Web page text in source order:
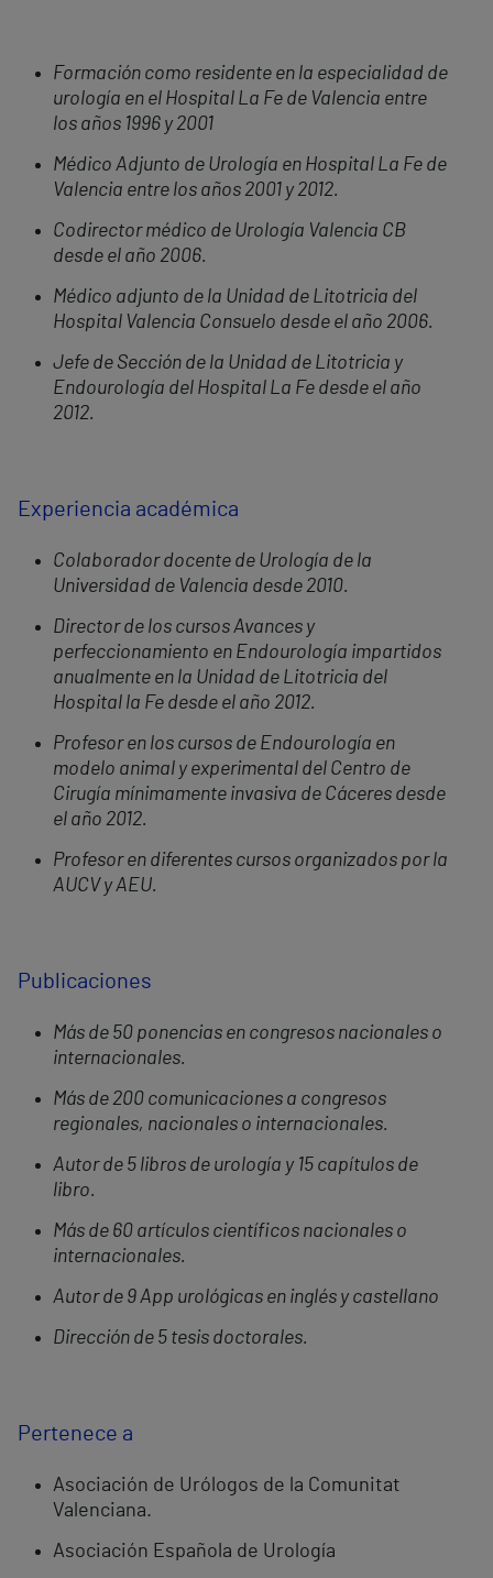
Formación como residente en la especialidad de
urología en el Hospital La Fe de Valencia entre
los años 1996 y 2001
Médico Adjunto de Urología en Hospital La Fe de
Valencia entre los años 2001 y 2012.
Codirector médico de Urología Valencia CB
desde el año 2006.
Médico adjunto de la Unidad de Litotricia del
Hospital Valencia Consuelo desde el año 2006.
Jefe de Sección de la Unidad de Litotricia y
Endourología del Hospital La Fe desde el año
2012.
Experiencia académica
Colaborador docente de Urología de la
Universidad de Valencia desde 2010.
Director de los cursos Avances y
perfeccionamiento en Endourología impartidos
anualmente en la Unidad de Litotricia del
Hospital la Fe desde el año 2012.
Profesor en los cursos de Endourología en
modelo animal y experimental del Centro de
Cirugía mínimamente invasiva de Cáceres desde
el año 2012.
Profesor en diferentes cursos organizados por la
AUCV y AEU.
Publicaciones
Más de 50 ponencias en congresos nacionales o
internacionales.
Más de 200 comunicaciones a congresos
regionales, nacionales o internacionales.
Autor de 5 libros de urología y 15 capítulos de
libro.
Más de 60 artículos científicos nacionales o
internacionales.
Autor de 9 App urológicas en inglés y castellano
Dirección de 5 tesis doctorales.
Pertenece a
Asociación de Urólogos de la Comunitat
Valenciana.
Asociación Española de Urología